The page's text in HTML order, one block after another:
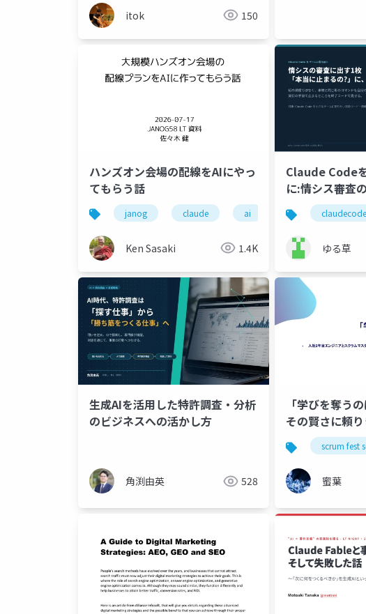
itok 150
ハンズオン会場の配線をAIにやっ
てもらう話
janog claude ai 配線 イベン
Ken Sasaki 1.4K
Claude Code
に:情シス審査
の?」に、動く
claudecode
ゆる草
生成AIを活用した特許調査・分析
のビジネスへの活かし方
角渕由英 528
「学びを奪う
その賢さに頼り
scrum fest
蜜葉